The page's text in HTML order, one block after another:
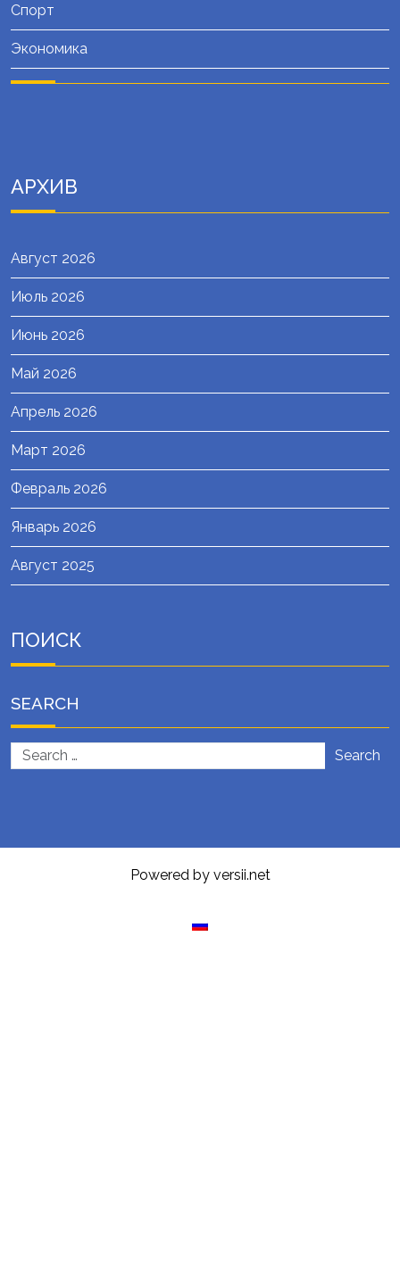
Спорт
Экономика
АРХИВ
Август 2026
Июль 2026
Июнь 2026
Май 2026
Апрель 2026
Март 2026
Февраль 2026
Январь 2026
Август 2025
ПОИСК
SEARCH
Search
Powered by versii.net